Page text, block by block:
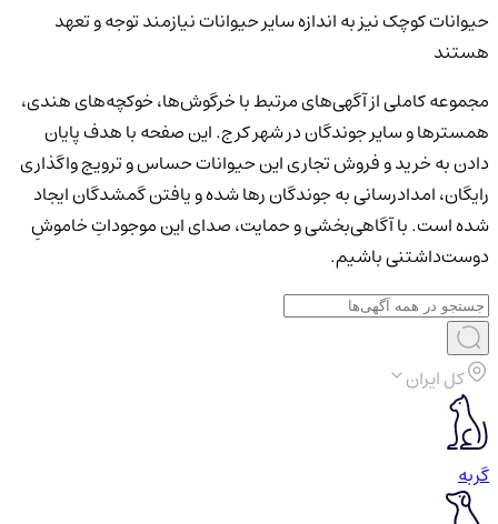
حیوانات کوچک نیز به اندازه سایر حیوانات نیازمند توجه و تعهد
هستند
مجموعه کاملی از آگهی‌های مرتبط با خرگوش‌ها، خوکچه‌های هندی،
همسترها و سایر جوندگان در شهر کرج. این صفحه با هدف پایان
دادن به خرید و فروش تجاری این حیوانات حساس و ترویج واگذاری
رایگان، امدادرسانی به جوندگان رها شده و یافتن گمشدگان ایجاد
شده است. با آگاهی‌بخشی و حمایت، صدای این موجوداتِ خاموشِ
دوست‌داشتنی باشیم.
کل ایران
گربه